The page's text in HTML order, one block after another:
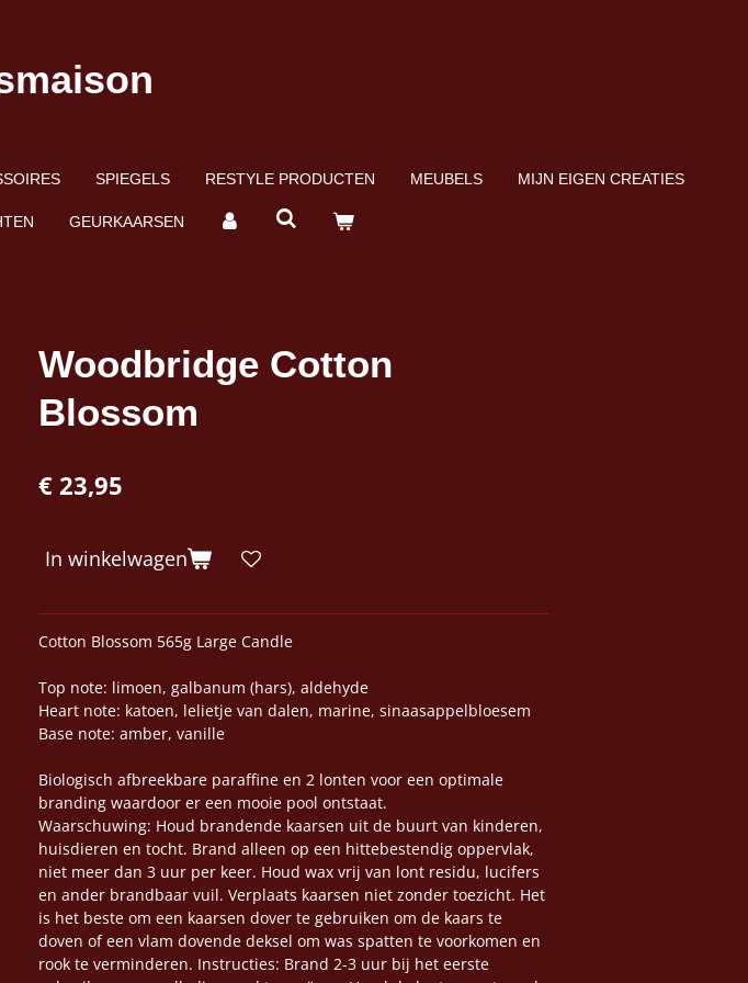
SPIEGELS RESTYLE PRODUCTEN MEUBELS MIJN EIGEN CREATIES
GEURKAARSEN
Woodbridge Cotton
Blossom
€ 23,95
In winkelwagen
Cotton Blossom 565g Large Candle
Top note: limoen, galbanum (hars), aldehyde
Heart note: katoen, lelietje van dalen, marine, sinaasappelbloesem
Base note: amber, vanille
Biologisch afbreekbare paraffine en 2 lonten voor een optimale
branding waardoor er een mooie pool ontstaat.
Waarschuwing: Houd brandende kaarsen uit de buurt van kinderen,
huisdieren en tocht. Brand alleen op een hittebestendig oppervlak,
niet meer dan 3 uur per keer. Houd wax vrij van lont residu, lucifers
en ander brandbaar vuil. Verplaats kaarsen niet zonder toezicht. Het
is het beste om een kaarsen dover te gebruiken om de kaars te
doven of een vlam dovende deksel om was spatten te voorkomen en
rook te verminderen. Instructies: Brand 2-3 uur bij het eerste